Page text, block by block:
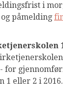
i
påmelding
for
1 eller 2 i